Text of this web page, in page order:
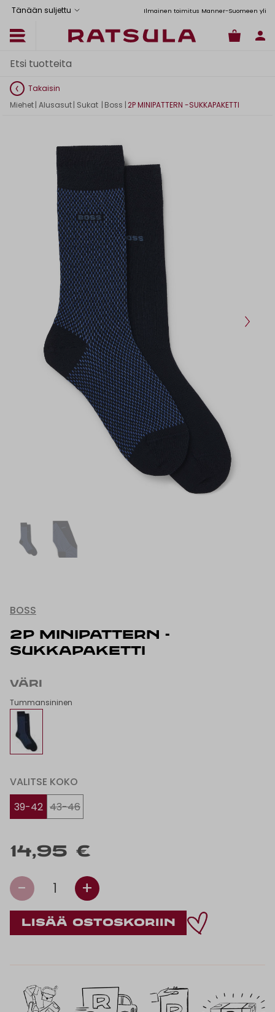
Tänään suljettuToimituskulut alk. 6,90€ Ilmainen toimitus Manner-Suomeen yli
Takaisin
Miehet| Alusasut| Sukat | Boss |2P MINIPATTERN -SUKKAPAKETTI
BOSS
2P MINIPATTERN -
SUKKAPAKETTI
VÄRI
Tummansininen
VALITSE KOKO
39-42 43-46
14,95 €
- 1 +